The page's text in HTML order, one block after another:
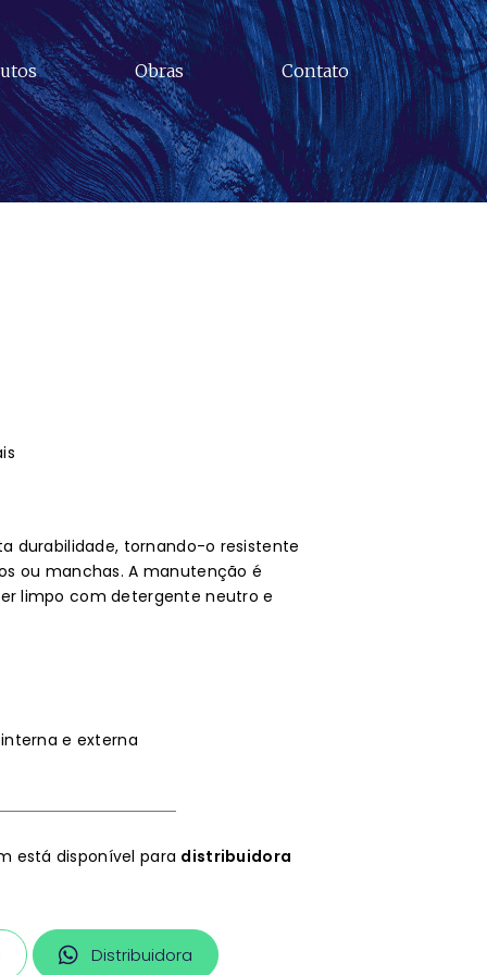
Obras Contato
durabilidade, tornando-o resistente
ou manchas. A manutenção é
limpo com detergente neutro e
e externa
está disponível para distribuidora
Distribuidora